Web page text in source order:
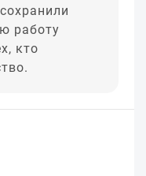
работу
кто